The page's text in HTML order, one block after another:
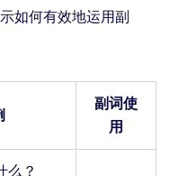
如何有效地运用副
副词使
用
么？